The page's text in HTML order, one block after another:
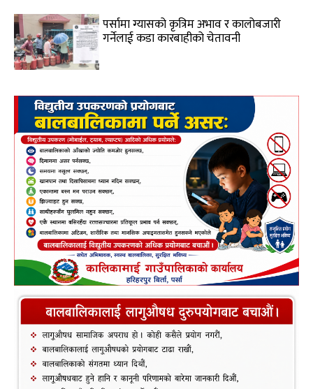
पर्सामा ग्यासको कृत्रिम अभाव र कालोबजारी
गर्नेलाई कडा कारबाहीको चेतावनी